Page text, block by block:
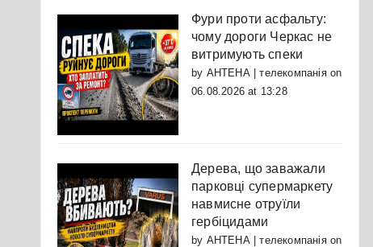
Фури проти асфальту:
чому дороги Черкас не
витримують спеки
by АНТЕНА | телекомпаніяon
06.08.2026 at 13:28
Дерева, що заважали
парковці супермаркету
навмисне отруїли
гербіцидами
by АНТЕНА | телекомпаніяon